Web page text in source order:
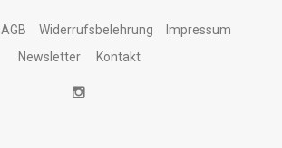
AGB Widerrufsbelehrung
Impressum
Newsletter
Kontakt